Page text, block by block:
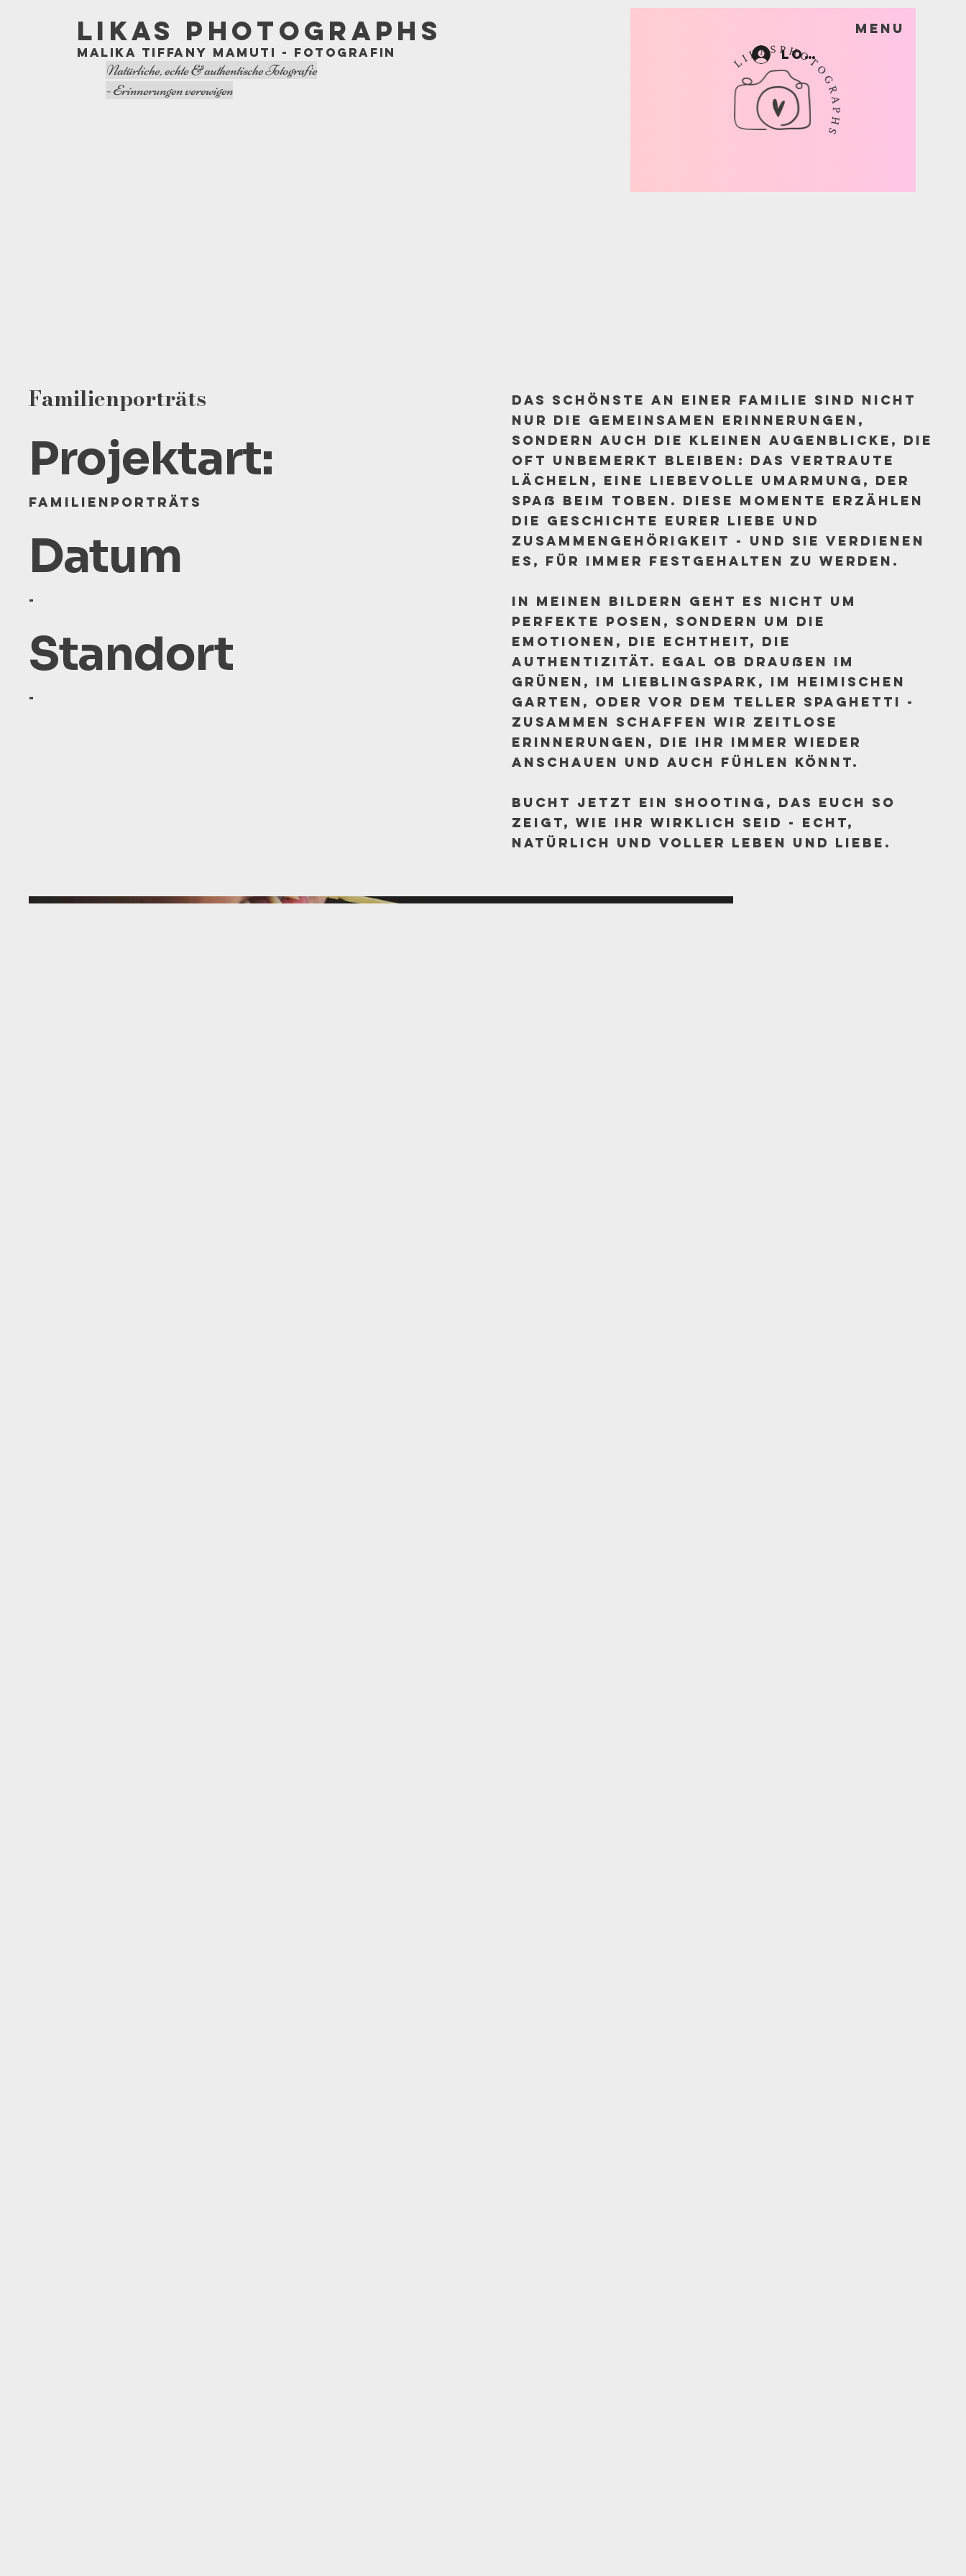
Menu
LIKAS PHOTOGRAPHS
Malika Tiffany Mamuti - Fotografin
Natürliche, echte & authentische Fotografie
- Erinnerungen verewigen
Log In
Familienporträts
Projektart:
Familienporträts
Datum
-
Standort
-
Das Schönste an einer Familie sind nicht
nur die gemeinsamen Erinnerungen,
sondern auch die kleinen Augenblicke, die
oft unbemerkt bleiben: das vertraute
Lächeln, eine liebevolle Umarmung, der
Spaß beim Toben. Diese Momente erzählen
die Geschichte eurer Liebe und
Zusammengehörigkeit - und sie verdienen
es, für immer festgehalten zu werden.
In meinen Bildern geht es nicht um
perfekte Posen, sondern um die
Emotionen, die Echtheit, die
Authentizität. Egal ob draußen im
Grünen, im Lieblingspark, im heimischen
Garten, oder vor dem Teller Spaghetti -
zusammen schaffen wir zeitlose
Erinnerungen, die ihr immer wieder
anschauen und auch fühlen könnt.
Bucht jetzt ein Shooting, das euch so
zeigt, wie ihr wirklich seid - echt,
natürlich und voller Leben und Liebe.